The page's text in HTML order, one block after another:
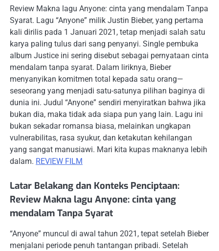
Review Makna lagu Anyone: cinta yang mendalam Tanpa
Syarat. Lagu “Anyone” milik Justin Bieber, yang pertama
kali dirilis pada 1 Januari 2021, tetap menjadi salah satu
karya paling tulus dari sang penyanyi. Single pembuka
album Justice ini sering disebut sebagai pernyataan cinta
mendalam tanpa syarat. Dalam liriknya, Bieber
menyanyikan komitmen total kepada satu orang—
seseorang yang menjadi satu-satunya pilihan baginya di
dunia ini. Judul “Anyone” sendiri menyiratkan bahwa jika
bukan dia, maka tidak ada siapa pun yang lain. Lagu ini
bukan sekadar romansa biasa, melainkan ungkapan
vulnerabilitas, rasa syukur, dan ketakutan kehilangan
yang sangat manusiawi. Mari kita kupas maknanya lebih
dalam. REVIEW FILM
Latar Belakang dan Konteks Penciptaan:
Review Makna lagu Anyone: cinta yang
mendalam Tanpa Syarat
“Anyone” muncul di awal tahun 2021, tepat setelah Bieber
menjalani periode penuh tantangan pribadi. Setelah